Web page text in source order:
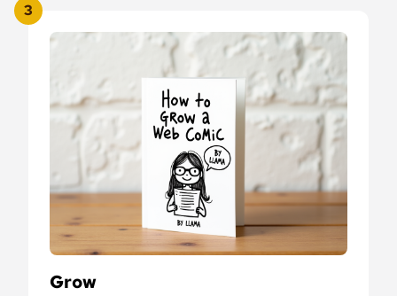
3
Grow